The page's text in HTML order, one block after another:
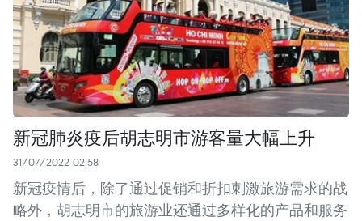
新冠肺炎疫后胡志明市游客量大幅上升
31/07/2022 02:58
新冠疫情后，除了通过促销和折扣刺激旅游需求的战
略外，胡志明市的旅游业还通过多样化的产品和服务